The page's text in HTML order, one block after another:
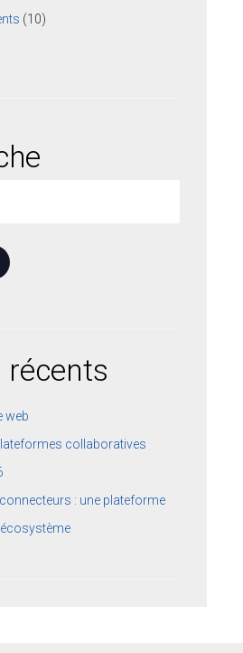
NOUS
(10)
web
collaboratives
: une plateforme